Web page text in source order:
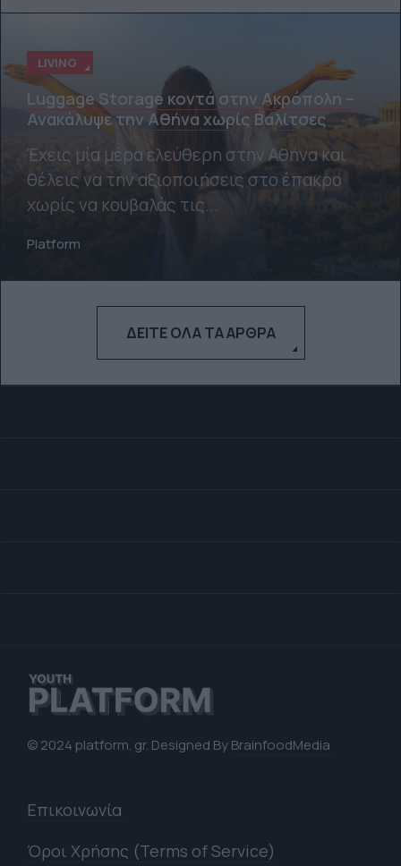
LIVING
Luggage Storage κοντά στην Ακρόπολη –
Ανακάλυψε την Αθήνα χωρίς Βαλίτσες
Έχεις μία μέρα ελεύθερη στην Αθήνα και
θέλεις να την αξιοποιήσεις στο έπακρο
χωρίς να κουβαλάς τις...
Platform
ΔΕΊΤΕ ΌΛΑ ΤΑ ΆΡΘΡΑ
© 2024 platform. gr. Designed ByBrainfoodMedia
Επικοινωνία
Όροι Χρήσης (Terms of Service)